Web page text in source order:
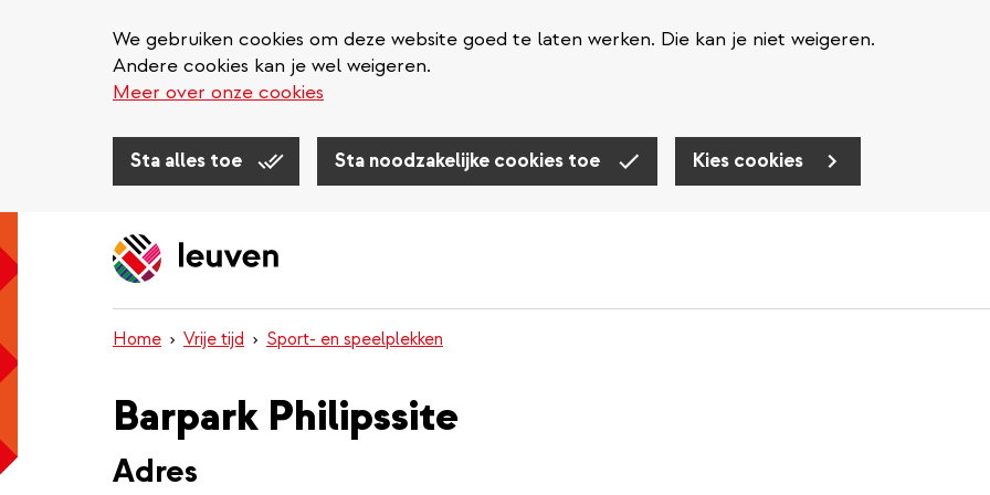
We gebruiken cookies om deze website goed te laten werken. Die kan je niet weigeren.
Andere cookies kan je wel weigeren.
Meer over onze cookies
Sta alles toe Sta noodzakelijke cookies toe Kies cookies
Home Vrije tijd Sport- en speelplekken
Barpark Philipssite
Adres